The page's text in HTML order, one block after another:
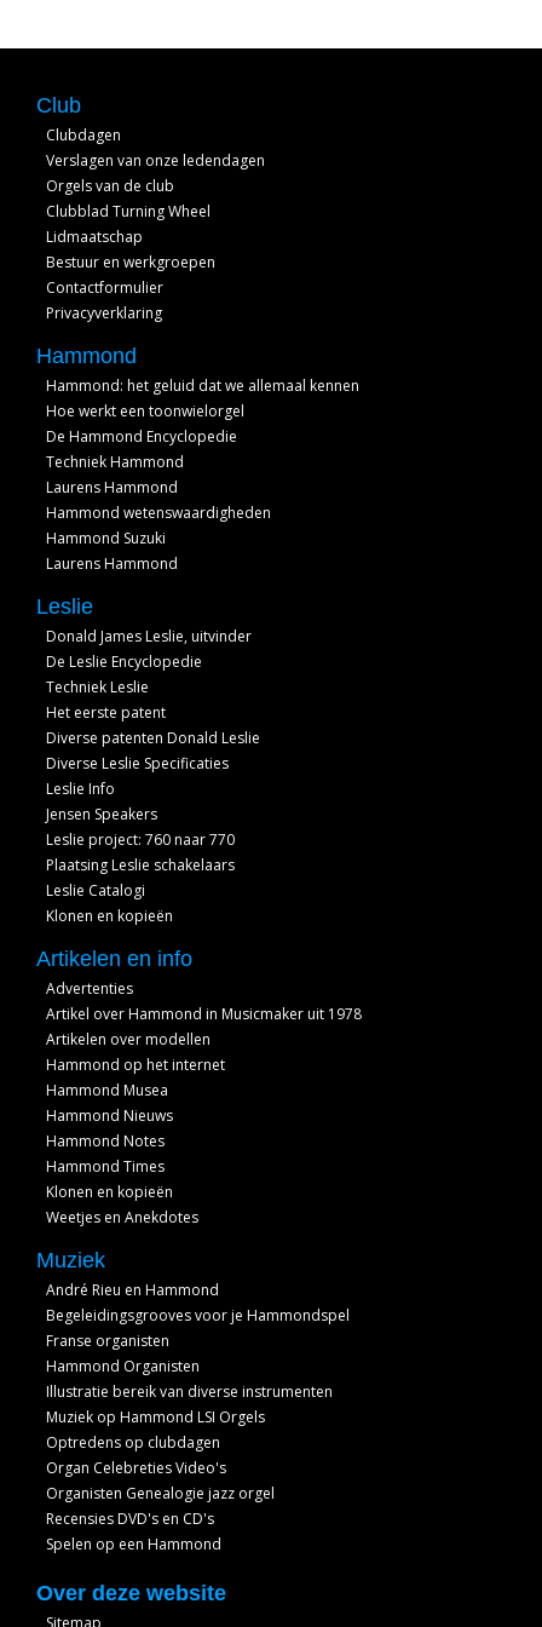
Club
Clubdagen
Verslagen van onze ledendagen
Orgels van de club
Clubblad Turning Wheel
Lidmaatschap
Bestuur en werkgroepen
Contactformulier
Privacyverklaring
Hammond
Hammond: het geluid dat we allemaal kennen
Hoe werkt een toonwielorgel
De Hammond Encyclopedie
Techniek Hammond
Laurens Hammond
Hammond wetenswaardigheden
Hammond Suzuki
Laurens Hammond
Leslie
Donald James Leslie, uitvinder
De Leslie Encyclopedie
Techniek Leslie
Het eerste patent
Diverse patenten Donald Leslie
Diverse Leslie Specificaties
Leslie Info
Jensen Speakers
Leslie project: 760 naar 770
Plaatsing Leslie schakelaars
Leslie Catalogi
Klonen en kopieën
Artikelen en info
Advertenties
Artikel over Hammond in Musicmaker uit 1978
Artikelen over modellen
Hammond op het internet
Hammond Musea
Hammond Nieuws
Hammond Notes
Hammond Times
Klonen en kopieën
Weetjes en Anekdotes
Muziek
André Rieu en Hammond
Begeleidingsgrooves voor je Hammondspel
Franse organisten
Hammond Organisten
Illustratie bereik van diverse instrumenten
Muziek op Hammond LSI Orgels
Optredens op clubdagen
Organ Celebreties Video's
Organisten Genealogie jazz orgel
Recensies DVD's en CD's
Spelen op een Hammond
Over deze website
Sitemap